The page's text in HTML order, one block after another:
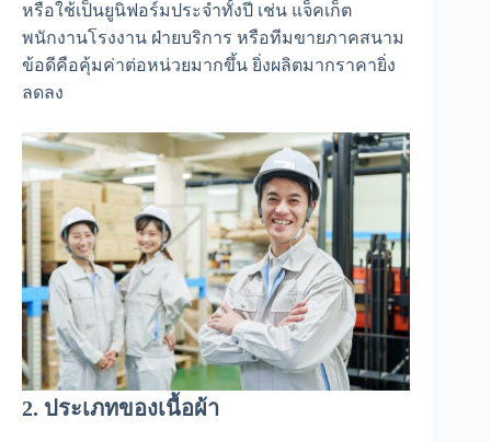
หรือใช้เป็นยูนิฟอร์มประจำทั้งปี เช่น แจ็คเก็ต
พนักงานโรงงาน ฝ่ายบริการ หรือทีมขายภาคสนาม
ข้อดีคือคุ้มค่าต่อหน่วยมากขึ้น ยิ่งผลิตมากราคายิ่ง
ลดลง
2. ประเภทของเนื้อผ้า